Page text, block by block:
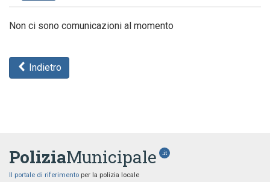
Non ci sono comunicazioni al momento
Indietro
PoliziaMunicipale .it
Il portale di riferimento per la polizia locale